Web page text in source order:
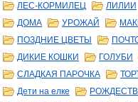
ЛЕС-КОРМИЛЕЦ
ЛИЛИИ
ДОМА
УРОЖАЙ
ПОЗДНИЕ ЦВЕТЫ
ДИКИЕ КОШКИ
ГОЛУБИ
СЛАДКАЯ ПАРОЧКА
Дети на елке